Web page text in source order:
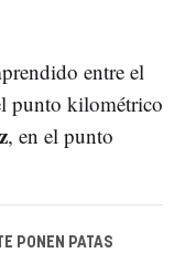
entre el
punto kilométrico
, en el punto
PONEN PATAS